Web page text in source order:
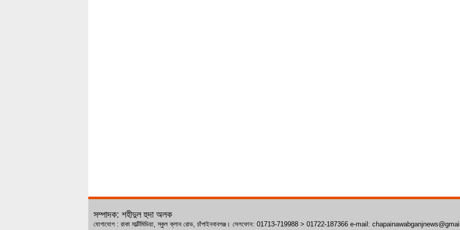
সম্পাদক: শহীদুল হুদা অলক
যোগাযোগ : রাকা মাল্টিমিডিয়া, স্কুল ক্লাব রোড, চাঁপাইনবাবগঞ্জ। সেলফোন: 01713-719988 > 01722-187366 e-mail: